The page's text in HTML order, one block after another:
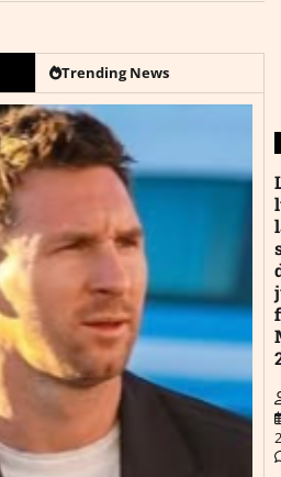
Trending News